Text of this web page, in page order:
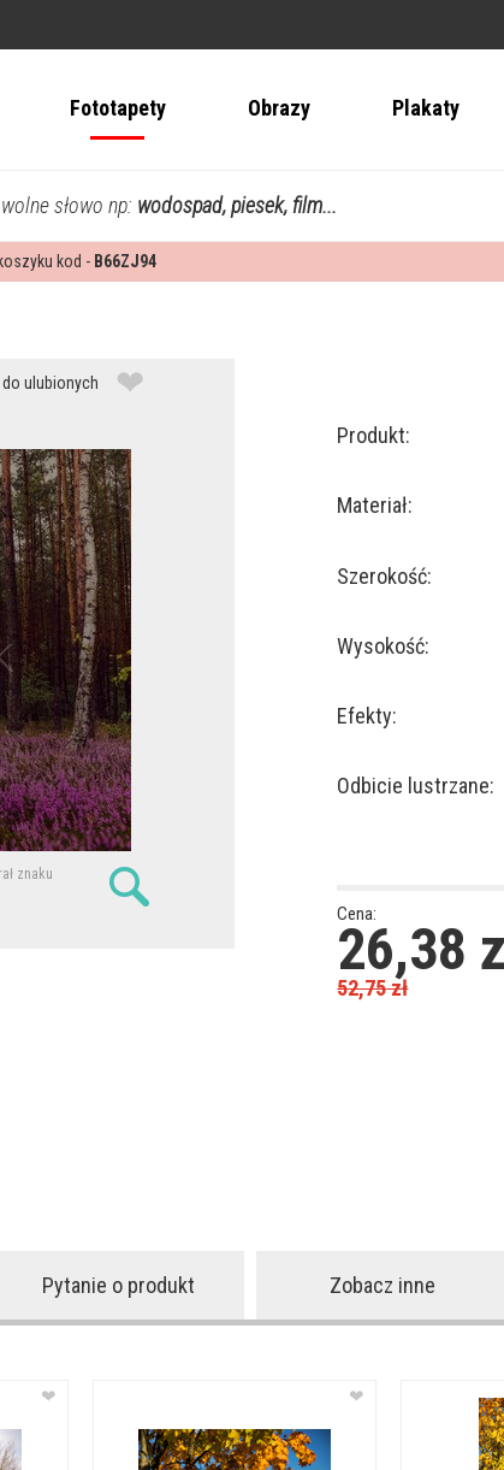
Fototapety Obrazy Plakaty
słowo np: wodospad, piesek, film...
kod - B66ZJ94
do ulubionych ❤
znaku
Produkt:
Materiał:
Szerokość:
Wysokość:
Efekty:
Odbicie lustrzane:
Cena:
26,38
52,75zł
Pytanie o produkt Zobacz inne
❤ ❤